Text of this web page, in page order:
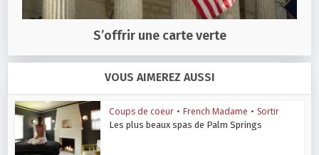
S’offrir une carte verte
VOUS AIMEREZ AUSSI
Coups de coeur • French Madame • Sortir
Les plus beaux spas de Palm Springs